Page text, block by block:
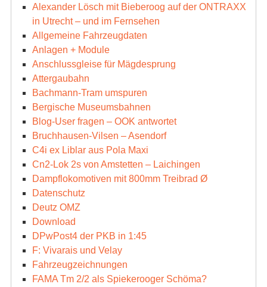
Alexander Lösch mit Bieberoog auf der ONTRAXX
in Utrecht – und im Fernsehen
Allgemeine Fahrzeugdaten
Anlagen + Module
Anschlussgleise für Mägdesprung
Attergaubahn
Bachmann-Tram umspuren
Bergische Museumsbahnen
Blog-User fragen – OOK antwortet
Bruchhausen-Vilsen – Asendorf
C4i ex Liblar aus Pola Maxi
Cn2-Lok 2s von Amstetten – Laichingen
Dampflokomotiven mit 800mm Treibrad Ø
Datenschutz
Deutz OMZ
Download
DPwPost4 der PKB in 1:45
F: Vivarais und Velay
Fahrzeugzeichnungen
FAMA Tm 2/2 als Spiekerooger Schöma?